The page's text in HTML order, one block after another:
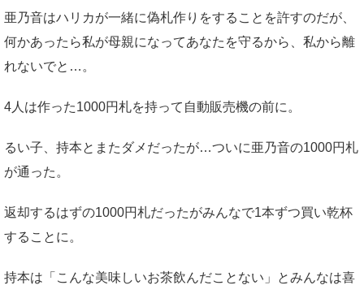
亜乃音はハリカが一緒に偽札作りをすることを許すのだが、
何かあったら私が母親になってあなたを守るから、私から離
れないでと…。
4人は作った1000円札を持って自動販売機の前に。
るい子、持本とまたダメだったが…ついに亜乃音の1000円札
が通った。
返却するはずの1000円札だったがみんなで1本ずつ買い乾杯
することに。
持本は「こんな美味しいお茶飲んだことない」とみんなは喜